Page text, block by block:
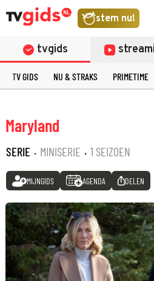
stem nu!
tvgids
TV GIDS NU & STRAKS PRIMETIME
Maryland
SERIE · MINISERIE · 1 SEIZOEN
MIJNGIDS AGENDA DELEN